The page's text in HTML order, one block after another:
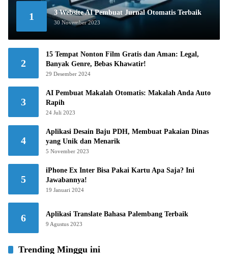
1 3 Website AI Pembuat Jurnal Otomatis Terbaik
30 November 2023
2
15 Tempat Nonton Film Gratis dan Aman: Legal,
Banyak Genre, Bebas Khawatir!
29 Desember 2024
3
AI Pembuat Makalah Otomatis: Makalah Anda Auto
Rapih
24 Juli 2023
4
Aplikasi Desain Baju PDH, Membuat Pakaian Dinas
yang Unik dan Menarik
5 November 2023
5
iPhone Ex Inter Bisa Pakai Kartu Apa Saja? Ini
Jawabannya!
19 Januari 2024
6 Aplikasi Translate Bahasa Palembang Terbaik
9 Agustus 2023
Trending Minggu ini